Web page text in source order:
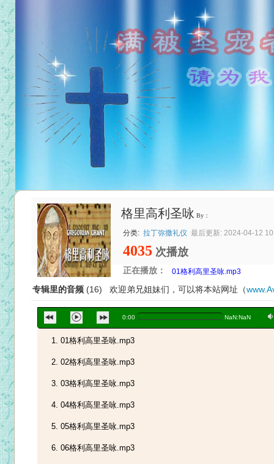
格里高利圣咏 By：
分类: 拉丁弥撒礼仪 最后更新: 2024-04-12
4035 次播放
正在播放：
专辑里的音频 (16) 欢迎弟兄姐妹们，可以将本站网址（
0:00 NaN:NaN a
01格利高里圣咏.mp3
01格利高里圣咏.mp3
02格利高里圣咏.mp3
03格利高里圣咏.mp3
04格利高里圣咏.mp3
05格利高里圣咏.mp3
06格利高里圣咏.mp3